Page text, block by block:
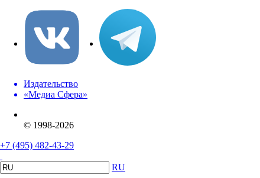
Издательство
«Медиа Сфера»
© 1998-2026
+7 (495) 482-43-29
RU